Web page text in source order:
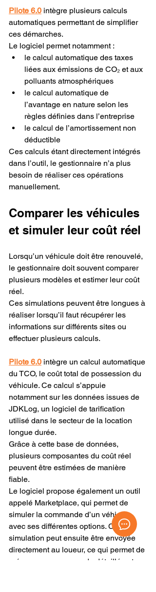
Pilote 6.0 intègre plusieurs calculs
automatiques permettant de simplifier
ces démarches.
Le logiciel permet notamment :
le calcul automatique des taxes
liées aux émissions de CO₂ et aux
polluants atmosphériques
le calcul automatique de
l’avantage en nature selon les
règles définies dans l’entreprise
le calcul de l’amortissement non
déductible
Ces calculs étant directement intégrés
dans l’outil, le gestionnaire n’a plus
besoin de réaliser ces opérations
manuellement.
Comparer les véhicules
et simuler leur coût réel
Lorsqu’un véhicule doit être renouvelé,
le gestionnaire doit souvent comparer
plusieurs modèles et estimer leur coût
réel.
Ces simulations peuvent être longues à
réaliser lorsqu’il faut récupérer les
informations sur différents sites ou
effectuer plusieurs calculs.
Pilote 6.0 intègre un calcul automatique
du TCO, le coût total de possession du
véhicule. Ce calcul s’appuie
notamment sur les données issues de
JDKLog, un logiciel de tarification
utilisé dans le secteur de la location
longue durée.
Grâce à cette base de données,
plusieurs composantes du coût réel
peuvent être estimées de manière
fiable.
Le logiciel propose également un outil
appelé Marketplace, qui permet de
simuler la commande d’un véhicule
avec ses différentes options. Cette
simulation peut ensuite être envoyée
directement au loueur, ce qui permet de
préparer une commande détaillée et